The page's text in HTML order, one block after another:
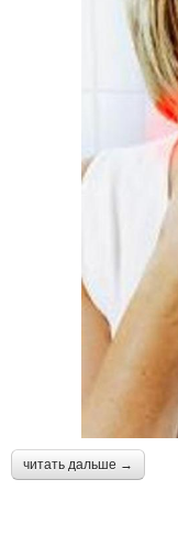
читать дальше →